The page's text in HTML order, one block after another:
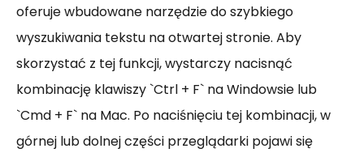
oferuje wbudowane narzędzie do szybkiego
wyszukiwania tekstu na otwartej stronie. Aby
skorzystać z tej funkcji, wystarczy nacisnąć
kombinację klawiszy `Ctrl + F` na Windowsie lub
`Cmd + F` na Mac. Po naciśnięciu tej kombinacji, w
górnej lub dolnej części przeglądarki pojawi się